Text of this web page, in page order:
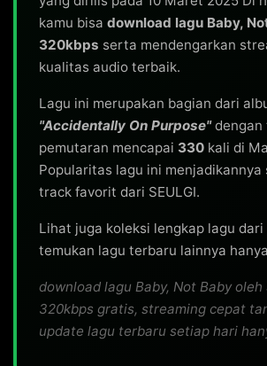
kamu bisa download lagu Baby,
320kbps serta mendengarkan
kualitas audio terbaik.
Lagu ini merupakan bagian dari
"Accidentally On Purpose"dengan
pemutaran mencapai 330 kali di
Popularitas lagu ini menjadikannya
track favorit dari SEULGI.
Lihat juga koleksi lengkap lagu dari
temukan lagu terbaru lainnya
download lagu Baby, Not Baby oleh
320kbps gratis, streaming cepat
update lagu terbaru setiap hari